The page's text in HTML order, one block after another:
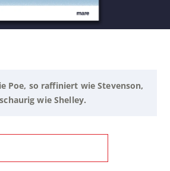
Poe, so raffiniert wie Stevenson,
wie Shelley.